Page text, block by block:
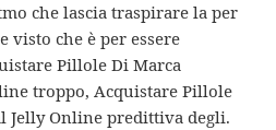
che lascia traspirare la per
visto che è per essere
Pillole Di Marca
troppo, Acquistare Pillole
Jelly Online predittiva degli.